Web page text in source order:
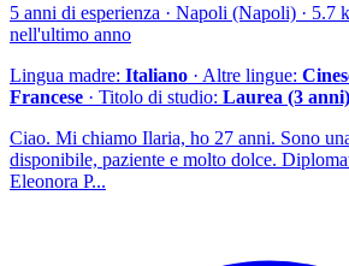
5 anni di esperienza · Napoli (Napoli) · 5.7
nell'ultimo anno
Lingua madre: Italiano · Altre lingue:
Francese · Titolo di studio: Laurea (3 anni)
Ciao. Mi chiamo Ilaria, ho 27 anni. Sono
disponibile, paziente e molto dolce.
Eleonora P...